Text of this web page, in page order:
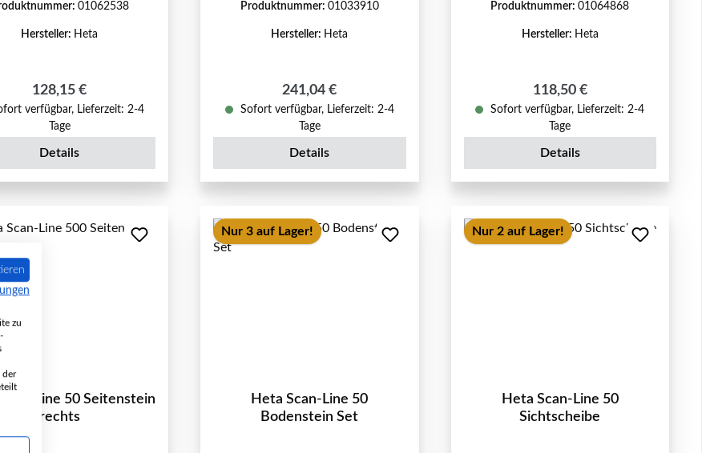
01062538
Hersteller: Heta
Regulärer Preis:
128,15 €
verfügbar, Lieferzeit: 2-4
Tage
Details
Produktnummer: 01033910
Hersteller: Heta
Regulärer Preis:
241,04 €
Sofort verfügbar, Lieferzeit: 2-4
Tage
Details
Produktnummer:01064868
Hersteller: Heta
Regulärer Preis:
118,50 €
Sofort verfügbar, Lieferzeit: 2-4
Tage
Details
Line 50 Seitenstein
rechts
Nur 3 auf Lager!
Heta Scan-Line 50
Bodenstein Set
Nur 2 auf Lager!
Heta Scan-Line 50
Sichtscheibe
zu
der